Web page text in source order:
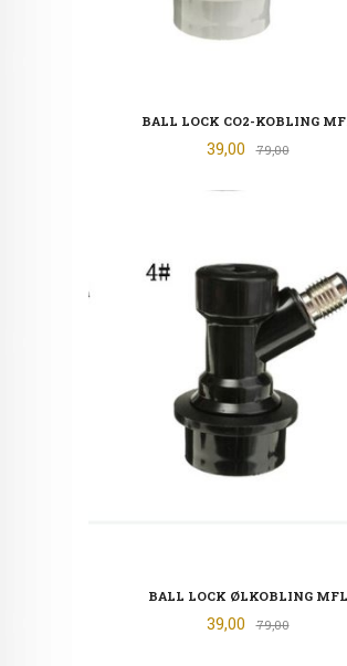
BALL LOCK CO2-KOBLING
Tilbud
39,00 79,00Rabatt
BALL LOCK ØLKOBLING MFL
Tilbud
39,00 79,00Rabatt